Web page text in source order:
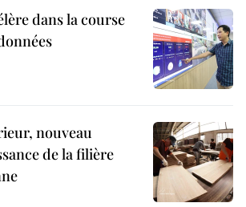
dans la course
nouveau
de la filière